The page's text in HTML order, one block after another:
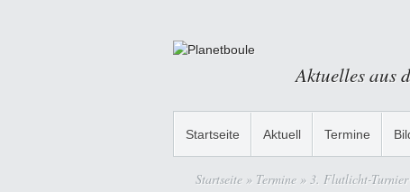
Aktuelles aus
Startseite Aktuell Termine
Startseite » Termine » 3. Flutlicht-